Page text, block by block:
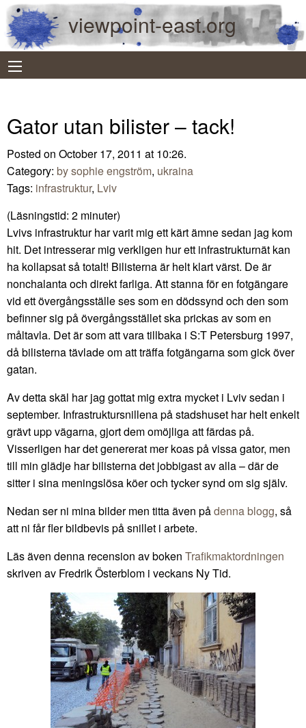
viewpoint-east.org
Gator utan bilister – tack!
Posted on October 17, 2011 at 10:26.
Category: by sophie engström, ukraina
Tags: infrastruktur, Lviv
(Läsningstid: 2 minuter)
Lvivs infrastruktur har varit mig ett kärt ämne sedan jag kom
hit. Det intresserar mig verkligen hur ett infrastrukturnät kan
ha kollapsat så totalt! Bilisterna är helt klart värst. De är
nonchalanta och direkt farliga. Att stanna för en fotgängare
vid ett övergångsställe ses som en dödssynd och den som
befinner sig på övergångsstället ska prickas av som en
måltavla. Det är som att vara tillbaka i S:T Petersburg 1997,
då bilisterna tävlade om att träffa fotgängarna som gick över
gatan.
Av detta skäl har jag gottat mig extra mycket i Lviv sedan i
september. Infrastruktursnillena på stadshuset har helt enkelt
grävt upp vägarna, gjort dem omöjliga att färdas på.
Visserligen har det genererat mer koas på vissa gator, men
till min glädje har bilisterna det jobbigast av alla – där de
sitter i sina meningslösa köer och tycker synd om sig själv.
Nedan ser ni mina bilder men titta även pådenna blogg, så
att ni får fler bildbevis på snillet i arbete.
Läs även denna recension av boken Trafikmaktordningen
skriven av Fredrik Österblom i veckans Ny Tid.